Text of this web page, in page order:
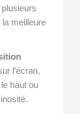
meilleure
l’écran,
haut ou